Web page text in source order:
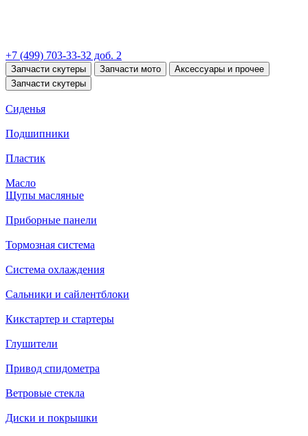
+7 (499) 703-33-32 доб. 2
Запчасти скутеры Запчасти мото
Аксессуары и прочее
Запчасти скутеры
Сиденья
Подшипники
Пластик
Масло
Щупы масляные
Приборные панели
Тормозная система
Система охлаждения
Сальники и сайлентблоки
Кикстартер и стартеры
Глушители
Привод спидометра
Ветровые стекла
Диски и покрышки